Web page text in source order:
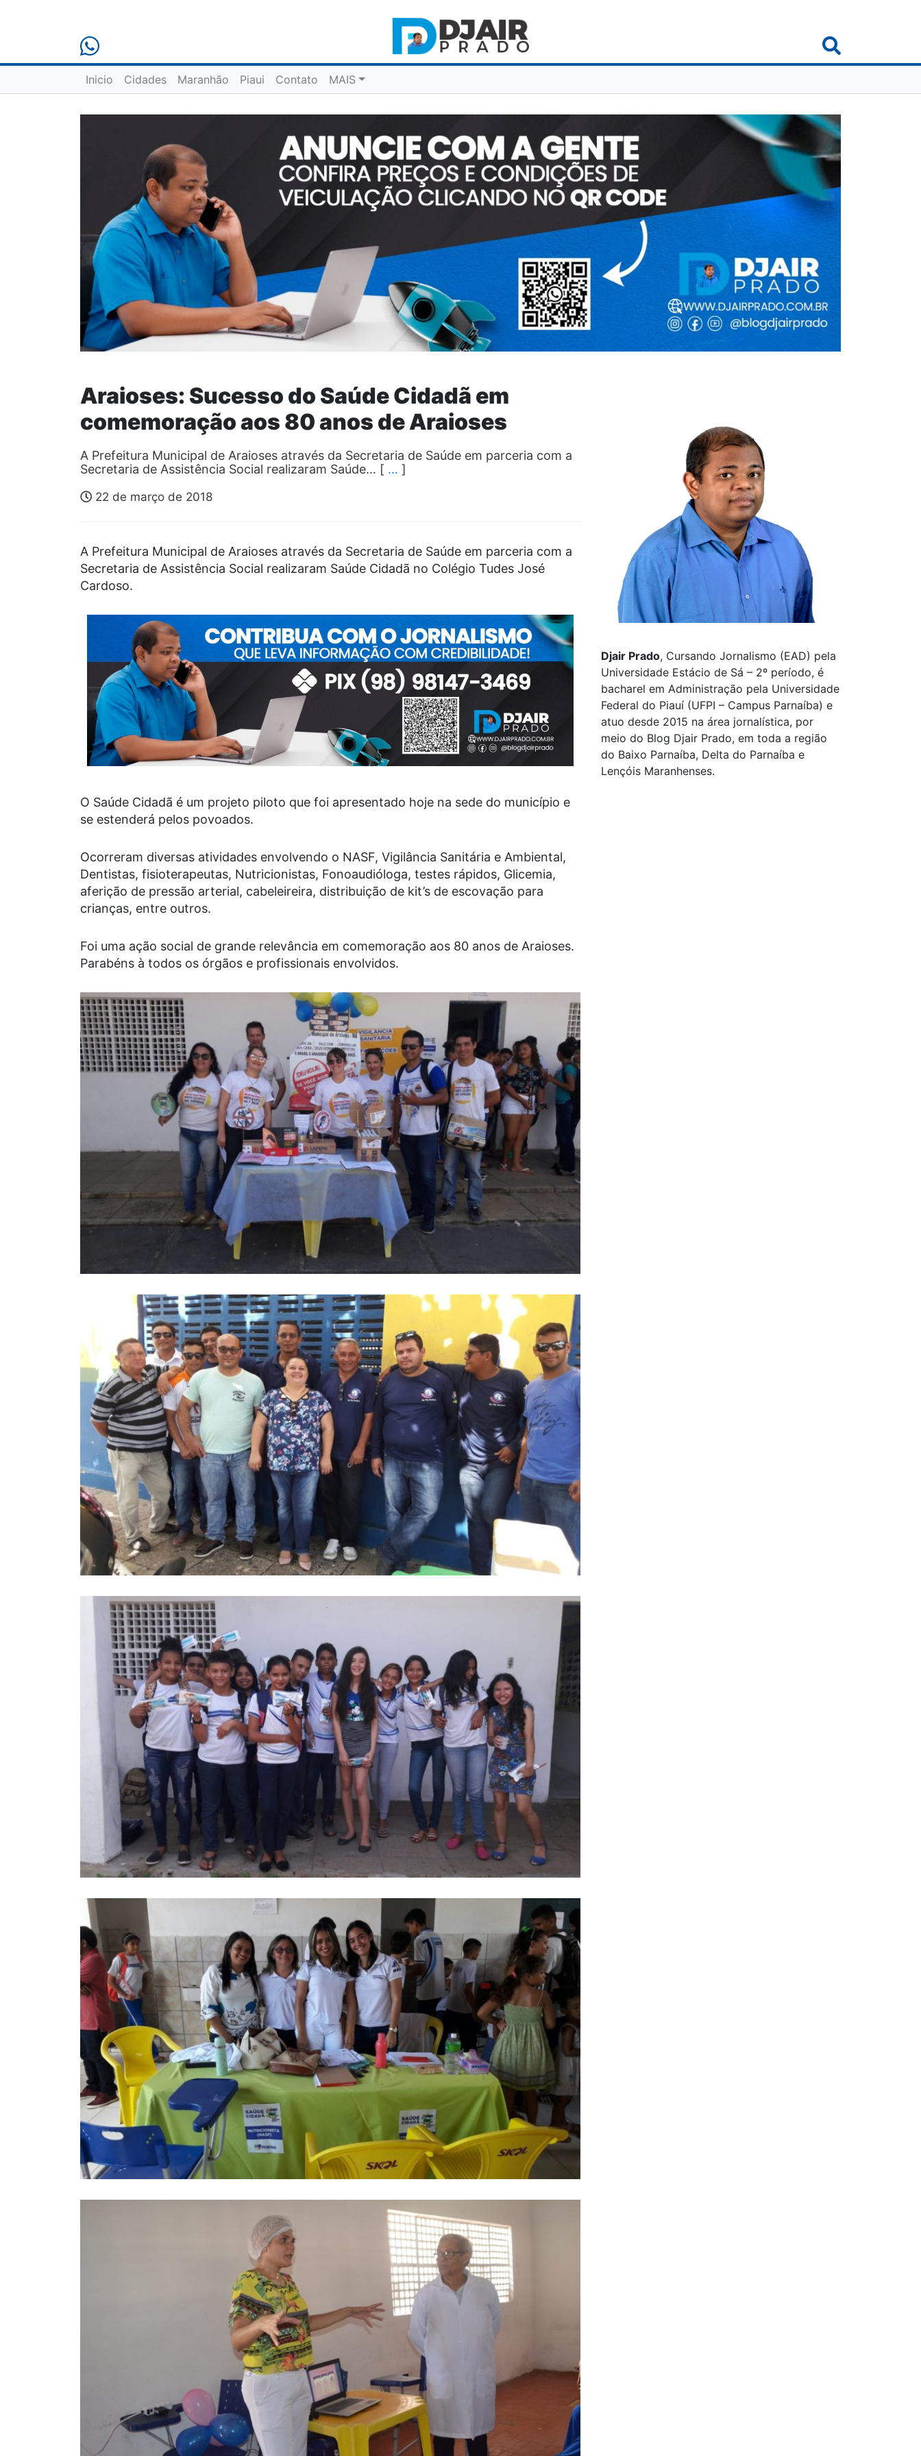
Inicio Cidades Maranhão Piaui Contato MAIS
Araioses: Sucesso do Saúde Cidadã em
comemoração aos 80 anos de Araioses
A Prefeitura Municipal de Araioses através da Secretaria de Saúde em parceria com a
Secretaria de Assistência Social realizaram Saúde… [ … ]
22 de março de 2018
A Prefeitura Municipal de Araioses através da Secretaria de Saúde em parceria com a
Secretaria de Assistência Social realizaram Saúde Cidadã no Colégio Tudes José
Cardoso.
O Saúde Cidadã é um projeto piloto que foi apresentado hoje na sede do município e
se estenderá pelos povoados.
Ocorreram diversas atividades envolvendo o NASF, Vigilância Sanitária e Ambiental,
Dentistas, fisioterapeutas, Nutricionistas, Fonoaudióloga, testes rápidos, Glicemia,
aferição de pressão arterial, cabeleireira, distribuição de kit’s de escovação para
crianças, entre outros.
Foi uma ação social de grande relevância em comemoração aos 80 anos de Araioses.
Parabéns à todos os órgãos e profissionais envolvidos.
Djair Prado, Cursando Jornalismo (EAD) pela
Universidade Estácio de Sá – 2º período, é
bacharel em Administração pela Universidade
Federal do Piauí (UFPI – Campus Parnaíba) e
atuo desde 2015 na área jornalística, por
meio do Blog Djair Prado, em toda a região
do Baixo Parnaíba, Delta do Parnaíba e
Lençóis Maranhenses.